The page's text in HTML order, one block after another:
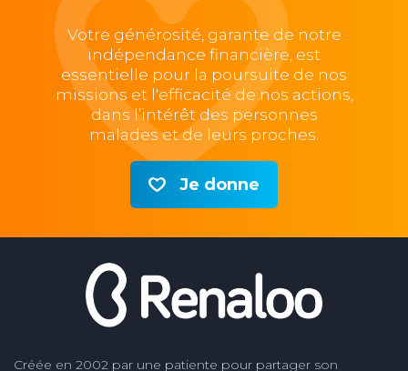
Votre générosité, garante de notre
indépendance financière, est
essentielle pour la poursuite de nos
missions et l'efficacité de nos actions,
dans l’intérêt des personnes
malades et de leurs proches.
Je donne
Créée en 2002 par une patiente pour partager son